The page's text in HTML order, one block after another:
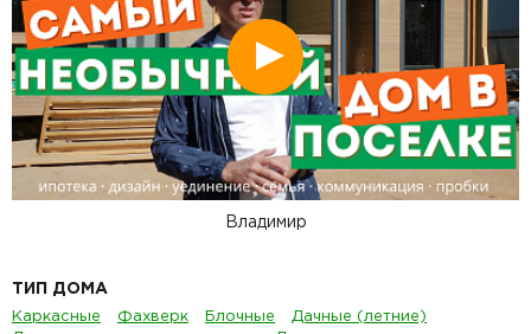
Смотреть
Владимир
ТИП ДОМА
Каркасные Фахверк Блочные
Дачные (летние)